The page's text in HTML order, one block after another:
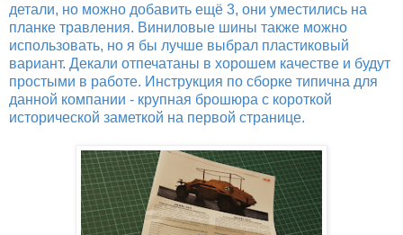
детали, но можно добавить ещё 3, они уместились на
планке травления. Виниловые шины также можно
использовать, но я бы лучше выбрал пластиковый
вариант. Декали отпечатаны в хорошем качестве и будут
простыми в работе. Инструкция по сборке типична для
данной компании - крупная брошюра с короткой
исторической заметкой на первой странице.